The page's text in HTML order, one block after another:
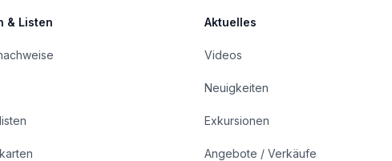
& Listen Aktuelles
Videos
Neuigkeiten
Exkursionen
Angebote / Verkäufe